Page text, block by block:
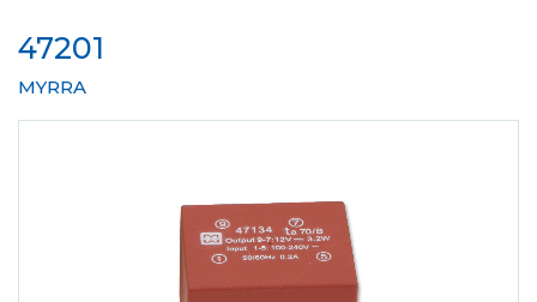
47201
MYRRA